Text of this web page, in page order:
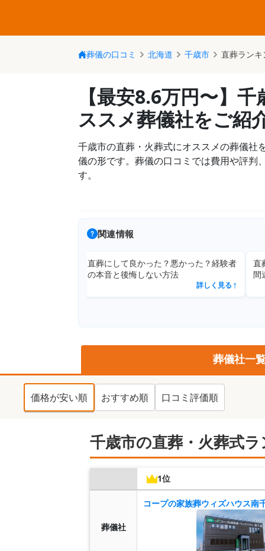
葬儀の口コミ 北海道 千歳市 直葬ランキ
【最安8.6万円〜】
ススメ葬儀社をご紹
千歳市の直葬・火葬式にオススメの葬儀社
儀の形です。葬儀の口コミでは費用や評判
す。
関連情報
直葬にして良かった？悪かった？経験者
の本音と後悔しない方法
詳しく見る↗
直葬の読み
間違えや
葬儀社一
価格が安い順 おすすめ順 口コミ評価順
千歳市の直葬・火葬式
1位
葬儀社
コープの家族葬ウィズハウス南